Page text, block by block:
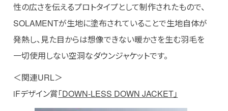
個人情報の取り扱いについて
性の広さを伝えるプロトタイプとして制作されたもので、
SOLAMENTが生地に塗布されていることで生地自体が
発熱し、見た目からは想像できない暖かさを生む羽毛を
一切使用しない空洞なダウンジャケットです。
＜関連URL＞
iFデザイン賞「DOWN-LESS DOWN JACKET」